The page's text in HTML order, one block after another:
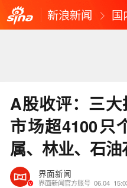
新浪新闻 国
A股收评：三
市场超4100只
属、林业、石
界面新闻
界面新闻官方账号 06.04